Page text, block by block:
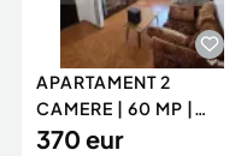
APARTAMENT 2
CAMERE | 60 MP |
GENERAL MOCIULSCHI
370 eur